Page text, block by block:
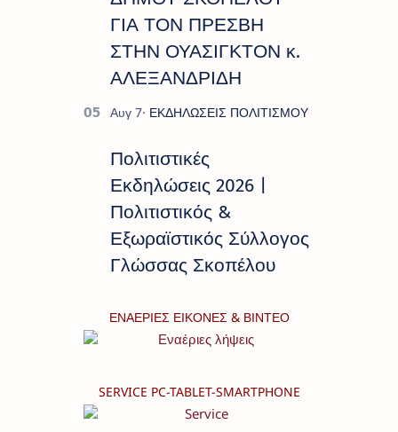
ΓΙΑ ΤΟΝ ΠΡΕΣΒΗ
ΣΤΗΝ ΟΥΑΣΙΓΚΤΟΝ κ.
ΑΛΕΞΑΝΔΡΙΔΗ
Πολιτιστικές
Εκδηλώσεις 2026 |
Πολιτιστικός &
Εξωραϊστικός Σύλλογος
Γλώσσας Σκοπέλου
ΕΝΑΕΡΙΕΣ ΕΙΚΟΝΕΣ & ΒΙΝΤΕΟ
SERVICE PC-TABLET-SMARTPHONE